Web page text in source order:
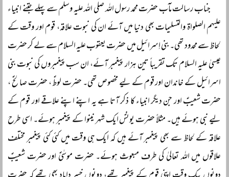
جناب رسالت مآب حضرت محمد رسول اللہ صلی اللہ علیہ وسلم سے پہلے جتنے انبیاء
علیہم الصلواۃ والتسلیمات بھی دنیا میں آئے ان کی نبوت علاقہ، قوم اور وقت کے
لحاظ سے محدود تھی۔ بنی اِسرائیل میں حضرت یعقوب علیہ السلام سے لے کر حضرت
عیسیٰ علیہ السلام تک تقریباً تین ہزار پیغمبر آئے، ان سب پیغمبروں کی نبوت بنی
اسرائیل کے خاندان اور قوم کے لیے مخصوص تھی۔ حضرت لوطؑ ، حضرت صالحؑ ،
حضرت شعیبؑ اور جن دیگر انبیاء کا ذکر آتا ہے یہ اپنے اپنے علاقے اور قوم کے
لیے نبی ہوئے ہیں۔ مثلاً حضرت یونسؑ ایک شہر نینوا کے پیغمبر ہوئے۔ اسی طرح
علاقہ کے لحاظ سے بھی پیغمبر آئے ہیں کہ ایک ہی وقت میں کئی کئی پیغمبر مختلف
علاقوں میں اللہ تعالیٰ کی طرف مبعوث ہوئے۔ حضرت موسٰیؑ اور حضرت شعیبؑ